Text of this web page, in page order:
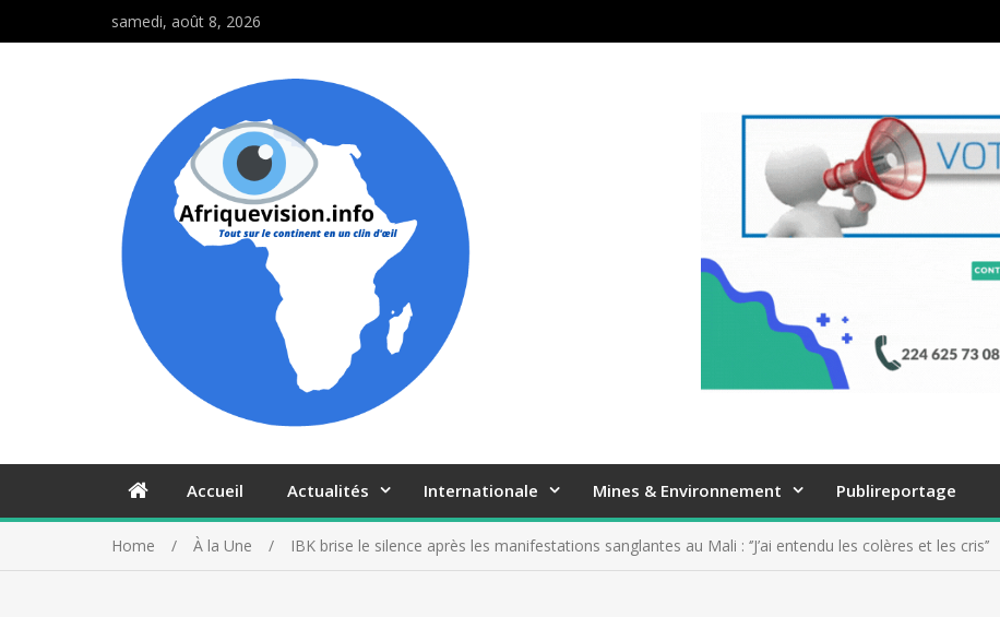
samedi, août 8, 2026
Accueil Actualités Internationale Mines & Environnement Publireportage
Home À la Une IBK brise le silence après les manifestations sanglantes au Mali : ‘’J’ai entendu les colères et les cris’’